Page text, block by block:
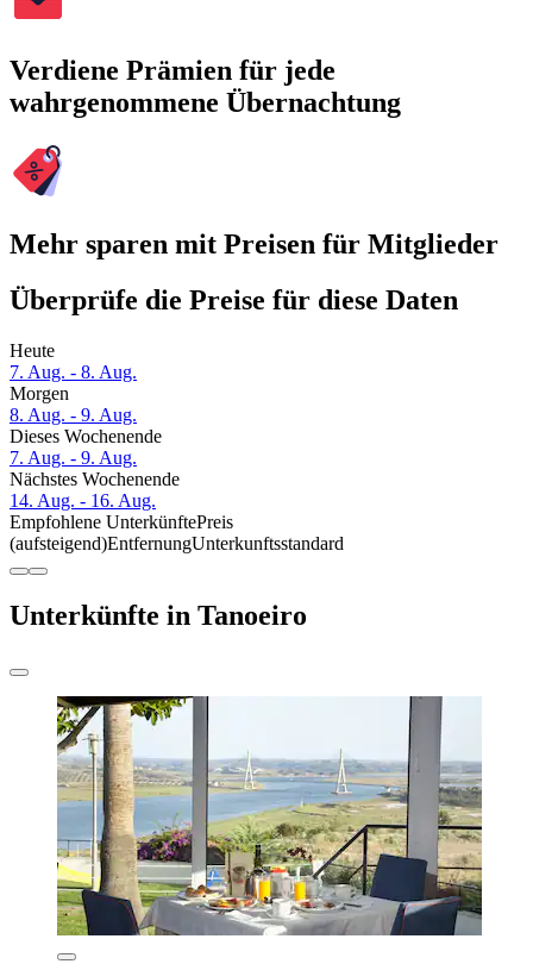
Verdiene Prämien für jede
wahrgenommene Übernachtung
Mehr sparen mit Preisen für Mitglieder
Überprüfe die Preise für diese Daten
Heute
7. Aug. - 8. Aug.
Morgen
8. Aug. - 9. Aug.
Dieses Wochenende
7. Aug. - 9. Aug.
Nächstes Wochenende
14. Aug. - 16. Aug.
Empfohlene UnterkünftePreis
(aufsteigend)EntfernungUnterkunftsstandard
Unterkünfte in Tanoeiro